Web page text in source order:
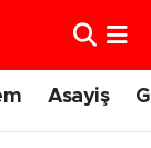
Asayiş